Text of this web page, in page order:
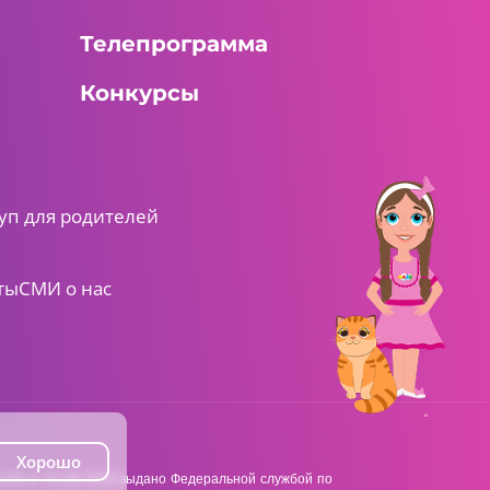
Телепрограмма
Конкурсы
для родителей
СМИ о нас
от 22.06.2018 выдано Федеральной службой по
Хорошо